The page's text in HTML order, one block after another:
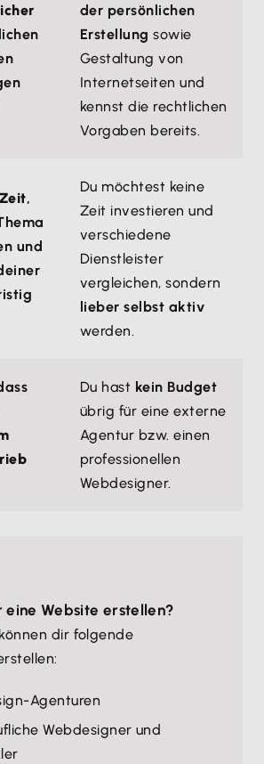
der persönlichen
Erstellung sowie
Gestaltung von
Internetseiten und
kennst die rechtlichen
Vorgaben bereits.
,
und
Du möchtest keine
Zeit investieren und
verschiedene
Dienstleister
vergleichen, sondern
lieber selbst aktiv
werden.
Du hast kein Budget
übrig für eine externe
Agentur bzw. einen
professionellen
Webdesigner.
eine Website erstellen?
dir folgende
Agenturen
Webdesigner und